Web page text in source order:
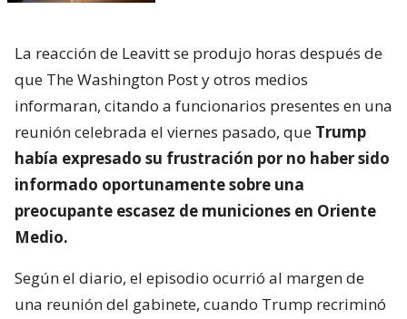
La reacción de Leavitt se produjo horas después de
que The Washington Post y otros medios
informaran, citando a funcionarios presentes en una
reunión celebrada el viernes pasado, que Trump
había expresado su frustración por no haber sido
informado oportunamente sobre una
preocupante escasez de municiones en Oriente
Medio.
Según el diario, el episodio ocurrió al margen de
una reunión del gabinete, cuando Trump recriminó